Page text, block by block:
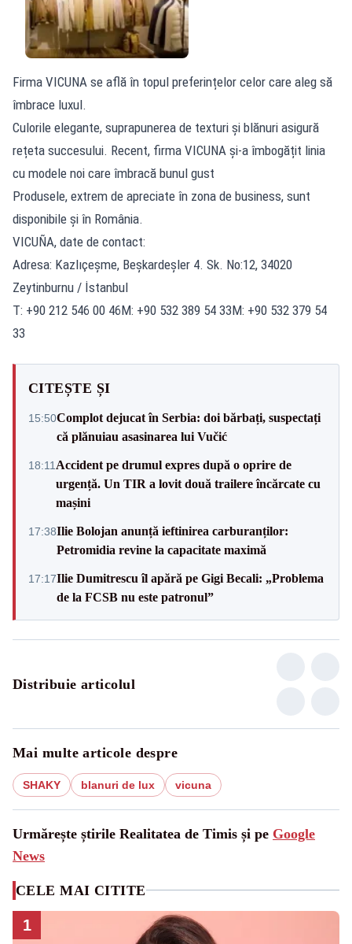
Firma VICUNA se află în topul preferințelor celor care aleg să
îmbrace luxul.
Culorile elegante, suprapunerea de texturi și blănuri asigură
rețeta succesului. Recent, firma VICUNA și-a îmbogățit linia
cu modele noi care îmbracă bunul gust
Produsele, extrem de apreciate în zona de business, sunt
disponibile și în România.
VICUÑA, date de contact:
Adresa: Kazlıçeşme, Beşkardeşler 4. Sk. No:12, 34020
Zeytinburnu / İstanbul
T: +90 212 546 00 46M: +90 532 389 54 33M: +90 532 379 54
33
CITEȘTE ȘI
15:50Complot dejucat în Serbia: doi bărbați, suspectați
că plănuiau asasinarea lui Vučić
18:11 Accident pe drumul expres după o oprire de
urgență. Un TIR a lovit două trailere încărcate cu
mașini
17:38Ilie Bolojan anunță ieftinirea carburanților:
Petromidia revine la capacitate maximă
17:17Ilie Dumitrescu îl apără pe Gigi Becali: „Problema
de la FCSB nu este patronul”
Distribuie articolul
Mai multe articole despre
SHAKY blanuri de lux vicuna
Urmărește știrile Realitatea de Timis și pe Google
News
CELE MAI CITITE
1